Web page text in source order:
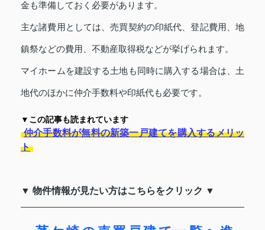
金も準備しておく必要があります。
主な諸費用としては、売買契約の印紙代、登記費用、地
鎮祭などの費用、不動産取得税などが挙げられます。
マイホームを建設する土地も同時に購入する場合は、土
地代のほかに仲介手数料や印紙代も必要です。
▼この記事も読まれています
仲介手数料が無料の新築一戸建てを購入するメリッ
ト
▼ 物件情報が見たい方はこちらをクリック ▼